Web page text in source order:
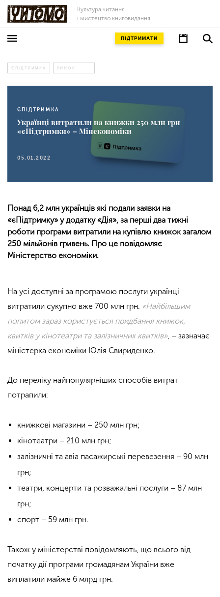
Культура читання
і мистецтво книговидання
ПІДТРИМАТИ
ЄПІДТРИМКА РИНОК
ЄПІДТРИМКА
Українці витратили на книжки 250 млн грн
«єПідтримки» – Мінекономіки
05.01.2022
Понад 6,2 млн українців які подали заявки на
«єПідтримку» у додатку «Дія», за перші два тижні
роботи програми витратили на купівлю книжок загалом
250 мільйонів гривень. Про це повідомляє
Міністерство економіки.
На усі доступні за програмою послуги українці
витратили сукупно вже 700 млн грн. «Найбільшим
попитом зараз користується придбання книжок,
квитків у кінотеатри та залізничних квитків», – зазначає
міністерка економіки Юлія Свириденко.
До переліку найпопулярніших способів витрат
потрапили:
книжкові магазини – 250 млн грн;
кінотеатри – 210 млн грн;
залізничні та авіа пасажирські перевезення – 90 млн
грн;
театри, концерти та розважальні послуги – 87 млн
грн;
спорт – 59 млн грн.
Також у міністерстві повідомляють, що всього від
початку дії програми громадянам України вже
виплатили майже 6 млрд грн.